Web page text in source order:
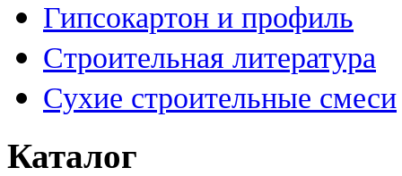
Гипсокартон и профиль
Строительная литература
Сухие строительные смеси
Каталог